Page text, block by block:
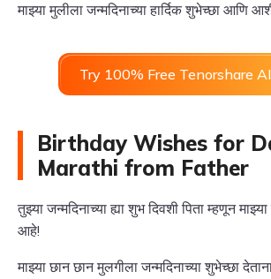
माझ्या मुलीला जन्मदिनाच्या हार्दिक शुभेच्छा आणि
Try 100% Free Tenorshare
Birthday Wishes for
Marathi from Father
तुझ्या जन्मदिनाच्या ह्या शुभ दिवशी पिता म्हणून
आहे!
माझ्या छान छान मुलगीला जन्मदिनाच्या शुभेच्छा